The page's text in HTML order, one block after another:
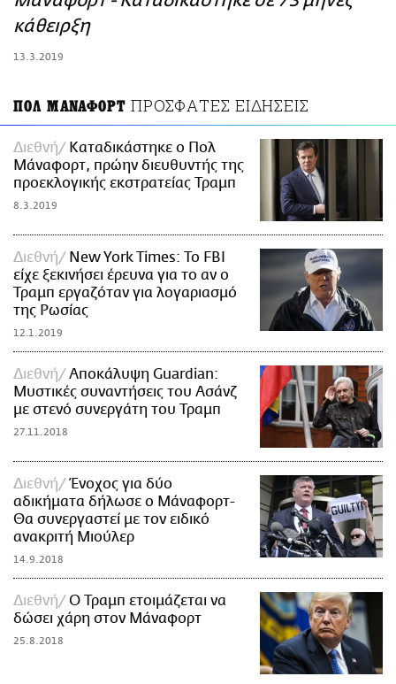
ΑΜΠΑ
κάθειρξη
13.3.2019
ΠΟΛ ΜΑΝΑΦΟΡΤ ΠΡΟΣΦΑΤΕΣ ΕΙΔΗΣΕΙΣ
Διεθνή
Καταδικάστηκε ο Πολ
Μάναφορτ, πρώην διευθυντής της
προεκλογικής εκστρατείας Τραμπ
8.3.2019
Διεθνή
New York Times: Το FBI
είχε ξεκινήσει έρευνα για το αν ο
Τραμπ εργαζόταν για λογαριασμό
της Ρωσίας
12.1.2019
Διεθνή
Αποκάλυψη Guardian:
Μυστικές συναντήσεις του Ασάνζ
με στενό συνεργάτη του Τραμπ
27.11.2018
Διεθνή
Ένοχος για δύο
αδικήματα δήλωσε ο Μάναφορτ-
Θα συνεργαστεί με τον ειδικό
ανακριτή Μιούλερ
14.9.2018
Διεθνή
Ο Τραμπ ετοιμάζεται να
δώσει χάρη στον Μάναφορτ
25.8.2018